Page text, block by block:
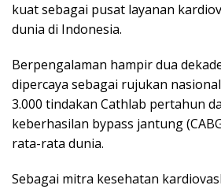
kuat sebagai pusat layanan
dunia di Indonesia.
Berpengalaman hampir dua
dipercaya sebagai rujukan
3.000 tindakan Cathlab pertahun
keberhasilan bypass jantung
rata-rata dunia.
Sebagai mitra kesehatan